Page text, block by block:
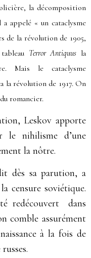
la décomposition
a appelé « un cataclysme
de la révolution de 1905,
Terror Antiquus la
Mais le cataclysme
la révolution de 1917. On
romancier.
Leskov apporte
le nihilisme d’une
la nôtre.
dès sa parution, a
censure soviétique.
redécouvert dans
comble assurément
à la fois de